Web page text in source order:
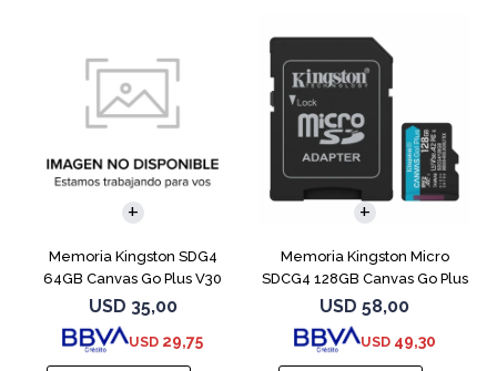
Memoria Kingston SDG4
64GB Canvas Go Plus V30
USD 35,00
USD 29,75
Memoria Kingston Micro
SDCG4 128GB Canvas Go Plus
V30
USD 58,00
USD 49,30